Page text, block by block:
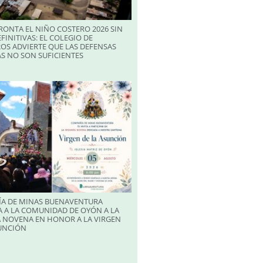
EL NIÑO COSTERO 2026 SIN
EL COLEGIO DE
ADVIERTE QUE LAS DEFENSAS
NO SON SUFICIENTES
DE MINAS BUENAVENTURA
A LA COMUNIDAD DE OYÓN A LA
NOVENA EN HONOR A LA VIRGEN